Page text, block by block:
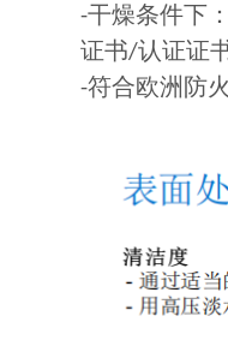
-干燥条件下
证书/认证证
-符合欧洲防